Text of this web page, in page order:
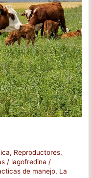
, Reproductores,
/ lagofredina /
de manejo, La